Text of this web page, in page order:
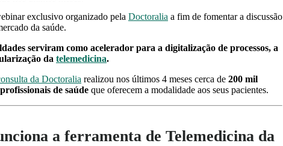
exclusivo organizado pela Doctoralia a fim de fomentar a discussão
da saúde.
serviram como acelerador para a digitalização de processos, a
da telemedicina.
da Doctoralia realizou nos últimos 4 meses cerca de 200 mil
de saúde que oferecem a modalidade aos seus pacientes.
a ferramenta de Telemedicina da